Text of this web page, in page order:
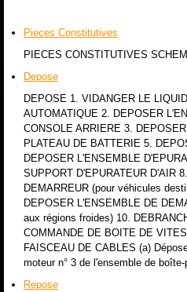
Pieces Constitutives
PIECES CONSTITUTIVES
Depose
DEPOSE 1. VIDANGER LE
AUTOMATIQUE 2. DEPOSER
CONSOLE ARRIERE 3.
PLATEAU DE BATTERIE 5.
DEPOSER L'ENSEMBLE
SUPPORT D'EPURATEUR D'AIR
DEMARREUR (pour véhicules
DEPOSER L'ENSEMBLE DE
aux régions froides) 10.
COMMANDE DE BOITE DE
FAISCEAU DE CABLES (a)
moteur n° 3 de l'ensemble de boîte-
Repose